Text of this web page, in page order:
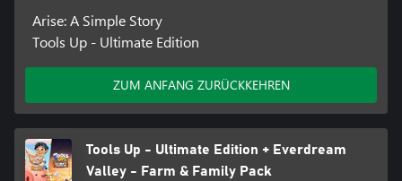
Arise: A Simple Story
Tools Up - Ultimate Edition
ZUM ANFANG ZURÜCKKEHREN
Tools Up - Ultimate Edition + Everdream
Valley - Farm & Family Pack